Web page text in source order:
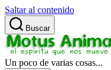
Saltar al contenido
Buscar
Un poco de varias cosas...